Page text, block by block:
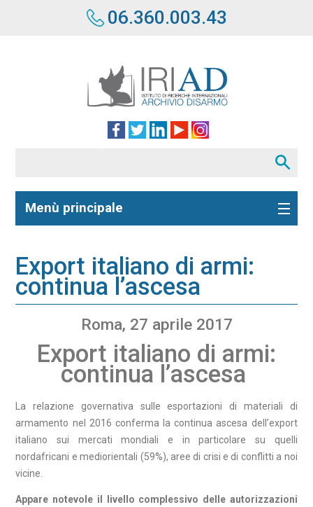
06.360.003.43
Menù principale
Export italiano di armi:
continua l’ascesa
Roma, 27 aprile 2017
Export italiano di armi:
continua l’ascesa
La relazione governativa sulle esportazioni di materiali di
armamento nel 2016 conferma la continua ascesa dell’export
italiano sui mercati mondiali e in particolare su quelli
nordafricani e mediorientali (59%), aree di crisi e di conflitti a noi
vicine.
Appare notevole il livello complessivo delle autorizzazioni